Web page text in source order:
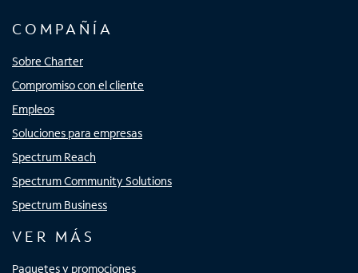
COMPAÑÍA
Sobre Charter
Compromiso con el cliente
Empleos
Soluciones para empresas
Spectrum Reach
Spectrum Community Solutions
Spectrum Business
VER MÁS
Paquetes y promociones